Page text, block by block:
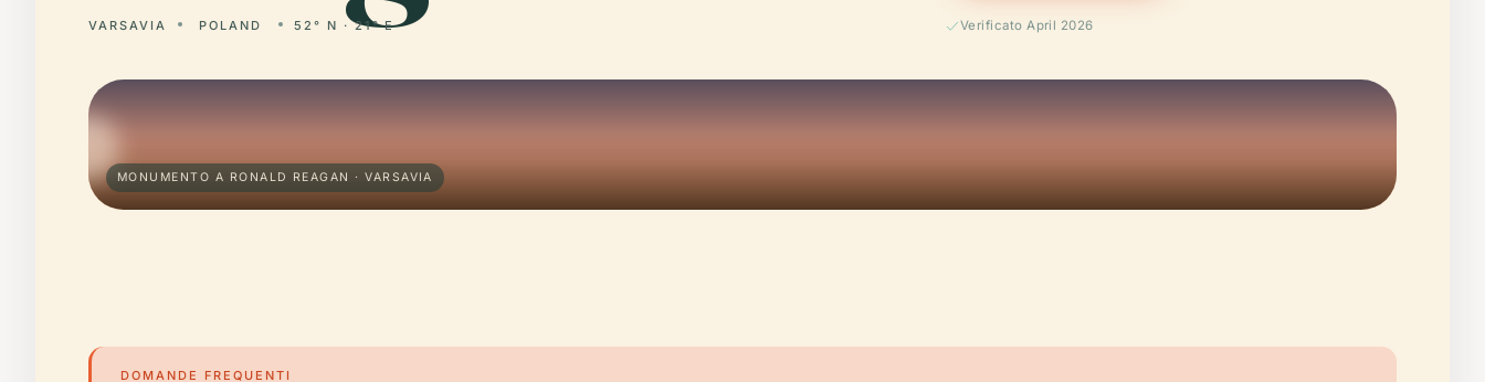
VARSAVIA POLAND 52° N · 21° E Verificato April 2026
MONUMENTO A RONALD REAGAN · VARSAVIA
DOMANDE FREQUENTI